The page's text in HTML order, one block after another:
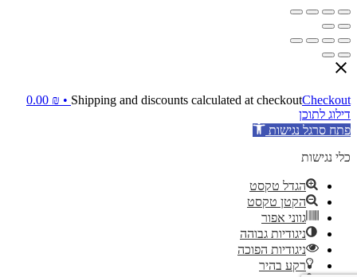
Shipping and discounts calculated at checkoutCheckout •
0.00 ₪
דילוג לתוכן
פתח סרגל נגישות
כלי נגישות
הגדל טקסט
הקטן טקסט
גווני אפור
ניגודיות גבוהה
ניגודיות הפוכה
רקע בהיר